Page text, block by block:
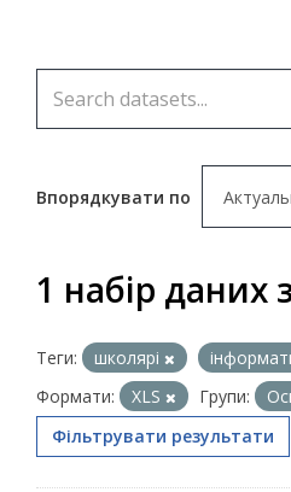
Впорядкувати по
1 набір даних
Теги: школярі
Формати:
XLS Групи:
Фільтрувати результати